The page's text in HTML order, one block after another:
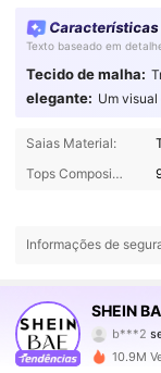
Texto baseado em
Tecido de malha:
elegante: Um
Saias Material:
Tops Composição:
Informações de
SHEIN
b***2
3***3
4,83
10.9M